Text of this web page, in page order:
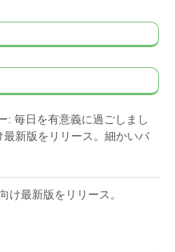
: 毎日を有意義に過ごしまし
最新版をリリース。細かいバ
け最新版をリリース。